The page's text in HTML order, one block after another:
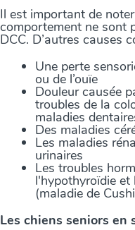
Il est important de
comportement ne sont
DCC. D’autres causes
Une perte
ou de l’ouïe
Douleur causée
troubles de la
maladies
Des maladies
Les maladies
urinaires
Les troubles
l'hypothyroïdie et
(maladie de
Les chiens seniors en